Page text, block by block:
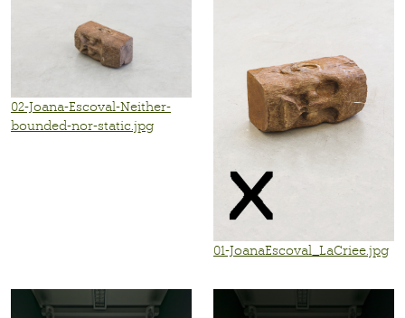
02-Joana-Escoval-Neither-
bounded-nor-static.jpg
01-JoanaEscoval_LaCriee.jpg